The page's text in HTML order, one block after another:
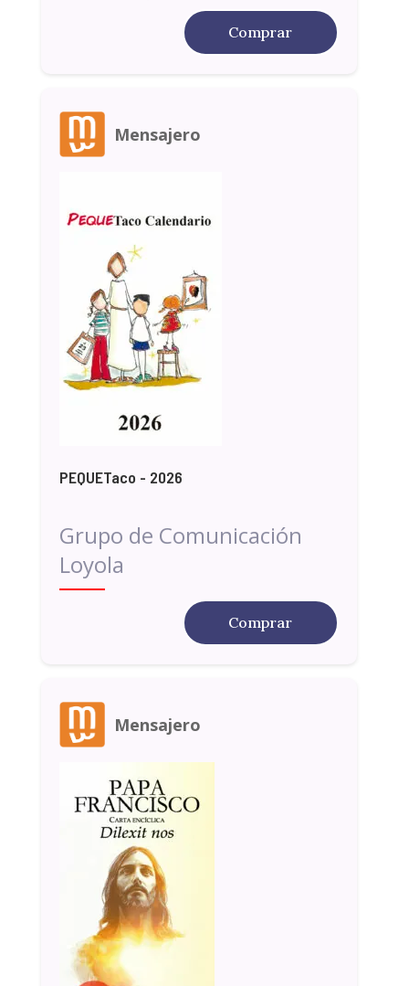
Comprar
Mensajero
PEQUETaco - 2026
Grupo de Comunicación
Loyola
Comprar
Mensajero